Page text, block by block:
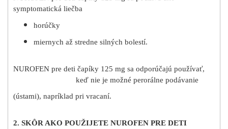
symptomatická liečba
horúčky
miernych až stredne silných bolestí.
NUROFEN pre deti čapíky 125 mg sa odporúčajú používať,
keď nie je možné perorálne podávanie
(ústami), napríklad pri vracaní.
2. SKÔR AKO POUŽIJETE NUROFEN PRE DETI